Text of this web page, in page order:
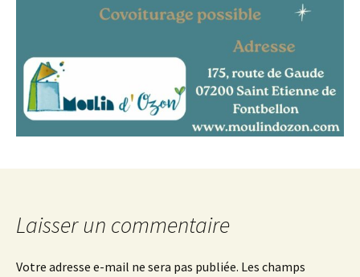
Laisser un commentaire
Votre adresse e-mail ne sera pas publiée. Les champs